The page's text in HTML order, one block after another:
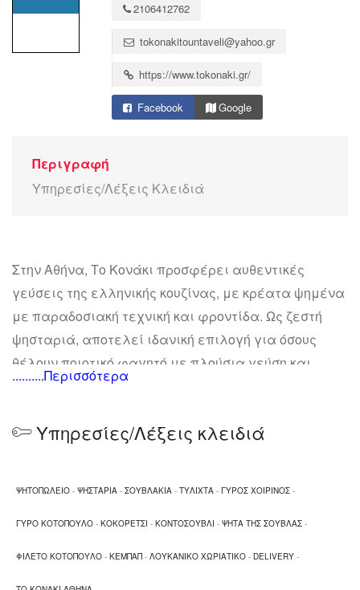
2106412762
tokonakitountaveli@yahoo.gr
https://www.tokonaki.gr/
Facebook Google
Περιγραφή
Υπηρεσίες/Λέξεις Κλειδιά
Στην Αθήνα, Το Κονάκι προσφέρει αυθεντικές
γεύσεις της ελληνικής κουζίνας, με κρέατα ψημένα
με παραδοσιακή τεχνική και φροντίδα. Ως ζεστή
ψησταριά, αποτελεί ιδανική επιλογή για όσους
θέλουν ποιοτικό φαγητό με πλούσια γεύση και
σπιτικό χαρακτήρα. Το μενού του αγαπημένου
φρέσκα τυλιχτά, απολαυστικό γύρο χοιρινό,
επιλογές, προσφέρονται γευστικό φιλέτο
κοτόπουλο, μυρωδάτο κεμπάπ και παραδοσιακό
..........Περισσότερα
Υπηρεσίες/Λέξεις κλειδιά
ΨΗΤΟΠΩΛΕΙΟ - ΨΗΣΤΑΡΙΑ - ΣΟΥΒΛΑΚΙΑ - ΤΥΛΙΧΤΑ - ΓΥΡΟΣ ΧΟΙΡΙΝΟΣ -
ΓΥΡΟ ΚΟΤΟΠΟΥΛΟ - ΚΟΚΟΡΕΤΣΙ - ΚΟΝΤΟΣΟΥΒΛΙ - ΨΗΤΑ ΤΗΣ ΣΟΥΒΛΑΣ -
ΦΙΛΕΤΟ ΚΟΤΟΠΟΥΛΟ - ΚΕΜΠΑΠ - ΛΟΥΚΑΝΙΚΟ ΧΩΡΙΑΤΙΚΟ - DELIVERY -